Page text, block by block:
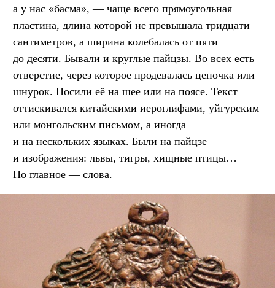
а у нас «басма», — чаще всего прямоугольная
пластина, длина которой не превышала тридцати
сантиметров, а ширина колебалась от пяти
до десяти. Бывали и круглые пайцзы. Во всех есть
отверстие, через которое продевалась цепочка или
шнурок. Носили её на шее или на поясе. Текст
оттискивался китайскими иероглифами, уйгурским
или монгольским письмом, а иногда
и на нескольких языках. Были на пайцзе
и изображения: львы, тигры, хищные птицы…
Но главное — слова.